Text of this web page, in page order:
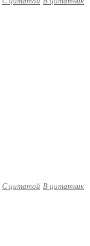
С цитатой В цитатник